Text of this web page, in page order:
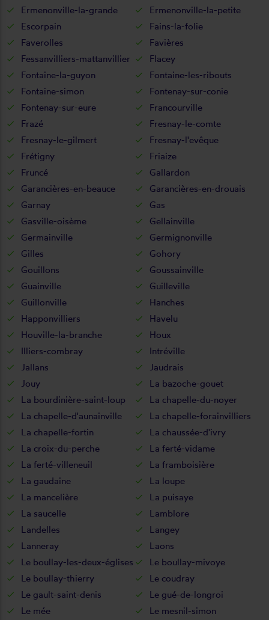
Ermenonville-la-grande
Ermenonville-la-petite
Escorpain
Fains-la-folie
Faverolles
Favières
Fessanvilliers-mattanvillier
Flacey
Fontaine-la-guyon
Fontaine-les-ribouts
Fontaine-simon
Fontenay-sur-conie
Fontenay-sur-eure
Francourville
Frazé
Fresnay-le-comte
Fresnay-le-gilmert
Fresnay-l'evêque
Frétigny
Friaize
Fruncé
Gallardon
Garancières-en-beauce
Garancières-en-drouais
Garnay
Gas
Gasville-oisème
Gellainville
Germainville
Germignonville
Gilles
Gohory
Gouillons
Goussainville
Guainville
Guilleville
Guillonville
Hanches
Happonvilliers
Havelu
Houville-la-branche
Houx
Illiers-combray
Intréville
Jallans
Jaudrais
Jouy
La bazoche-gouet
La bourdinière-saint-loup
La chapelle-du-noyer
La chapelle-d'aunainville
La chapelle-forainvilliers
La chapelle-fortin
La chaussée-d'ivry
La croix-du-perche
La ferté-vidame
La ferté-villeneuil
La framboisière
La gaudaine
La loupe
La mancelière
La puisaye
La saucelle
Lamblore
Landelles
Langey
Lanneray
Laons
Le boullay-les-deux-églises
Le boullay-mivoye
Le boullay-thierry
Le coudray
Le gault-saint-denis
Le gué-de-longroi
Le mée
Le mesnil-simon